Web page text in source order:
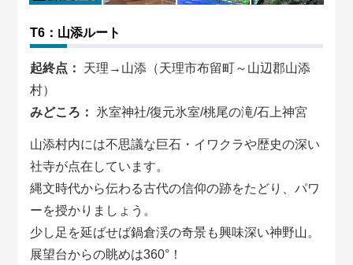
T6：山添ルート
起終点：
天理→山添（天理市布留町～山辺郡山添
村）
みどころ：
氷室神社/復元氷室/桃尾の滝/石上神宮
山添村内には不思議な巨石・イワクラや歴史の深い
社寺が点在しています。
縄文時代から伝わる古代の信仰の跡をたどり、パワ
ーを授かりましょう。
少し足を延ばせば鍋倉渓の奇景も興味深い神野山。
展望台からの眺めは360°！